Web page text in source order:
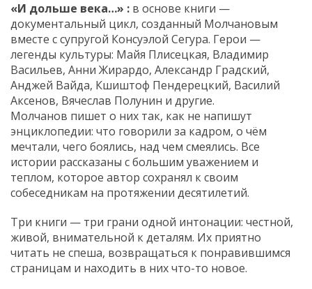
«И дольше века…» : в основе книги —
документальный цикл, созданный Молчановым
вместе с супругой Консуэлой Сегура. Герои —
легенды культуры: Майя Плисецкая, Владимир
Васильев, Анни Жирардо, Александр Градский,
Анджей Вайда, Кшиштоф Пендерецкий, Василий
Аксенов, Вячеслав Полунин и другие.
Молчанов пишет о них так, как не напишут
энциклопедии: что говорили за кадром, о чём
мечтали, чего боялись, над чем смеялись. Все
истории рассказаны с большим уважением и
теплом, которое автор сохранял к своим
собеседникам на протяжении десятилетий.
Три книги — три грани одной интонации: честной,
живой, внимательной к деталям. Их приятно
читать не спеша, возвращаться к понравившимся
страницам и находить в них что-то новое.